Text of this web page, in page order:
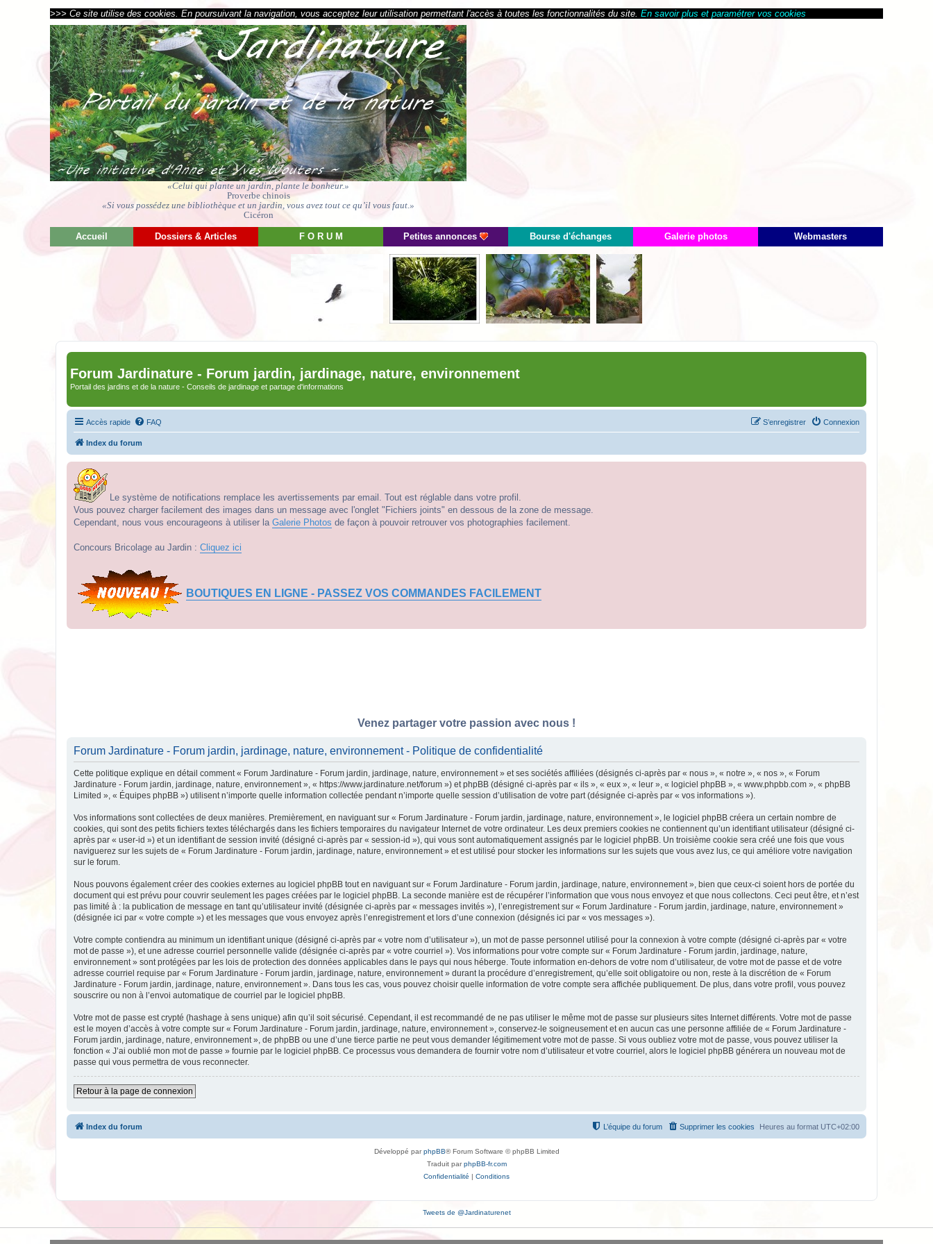
>>> Ce site utilise des cookies. En poursuivant la navigation, vous acceptez leur utilisation permettant l'accès à toutes les fonctionnalités du site. En savoir plus et paramétrer vos cookies
«Celui qui plante un jardin, plante le bonheur.»
Proverbe chinois
«Si vous possédez une bibliothèque et un jardin, vous avez tout ce qu’il vous faut.»
Cicéron
Accueil Dossiers & Articles F O R U M Petites annonces Bourse d'échanges Galerie photos Webmasters
Forum Jardinature - Forum jardin, jardinage, nature, environnement
Portail des jardins et de la nature - Conseils de jardinage et partage d'informations
Accès rapide FAQ Connexion
S’enregistrer
Index du forum
Le système de notifications remplace les avertissements par email. Tout est réglable dans votre profil.
Vous pouvez charger facilement des images dans un message avec l'onglet "Fichiers joints" en dessous de la zone de message.
Cependant, nous vous encourageons à utiliser la Galerie Photos de façon à pouvoir retrouver vos photographies facilement.
Concours Bricolage au Jardin : Cliquez ici
BOUTIQUES EN LIGNE - PASSEZ VOS COMMANDES FACILEMENT
Venez partager votre passion avec nous !
Forum Jardinature - Forum jardin, jardinage, nature, environnement - Politique de confidentialité
Cette politique explique en détail comment « Forum Jardinature - Forum jardin, jardinage, nature, environnement » et ses sociétés affiliées (désignés ci-après par « nous », « notre », « nos », « Forum
Jardinature - Forum jardin, jardinage, nature, environnement », « https://www.jardinature.net/forum ») et phpBB (désigné ci-après par « ils », « eux », « leur », « logiciel phpBB », « www.phpbb.com », « phpBB
Limited », « Équipes phpBB ») utilisent n’importe quelle information collectée pendant n’importe quelle session d’utilisation de votre part (désignée ci-après par « vos informations »).
Vos informations sont collectées de deux manières. Premièrement, en naviguant sur « Forum Jardinature - Forum jardin, jardinage, nature, environnement », le logiciel phpBB créera un certain nombre de
cookies, qui sont des petits fichiers textes téléchargés dans les fichiers temporaires du navigateur Internet de votre ordinateur. Les deux premiers cookies ne contiennent qu’un identifiant utilisateur (désigné ci-
après par « user-id ») et un identifiant de session invité (désigné ci-après par « session-id »), qui vous sont automatiquement assignés par le logiciel phpBB. Un troisième cookie sera créé une fois que vous
naviguerez sur les sujets de « Forum Jardinature - Forum jardin, jardinage, nature, environnement » et est utilisé pour stocker les informations sur les sujets que vous avez lus, ce qui améliore votre navigation
sur le forum.
Nous pouvons également créer des cookies externes au logiciel phpBB tout en naviguant sur « Forum Jardinature - Forum jardin, jardinage, nature, environnement », bien que ceux-ci soient hors de portée du
document qui est prévu pour couvrir seulement les pages créées par le logiciel phpBB. La seconde manière est de récupérer l’information que vous nous envoyez et que nous collectons. Ceci peut être, et n’est
pas limité à : la publication de message en tant qu’utilisateur invité (désignée ci-après par « messages invités »), l’enregistrement sur « Forum Jardinature - Forum jardin, jardinage, nature, environnement »
(désignée ici par « votre compte ») et les messages que vous envoyez après l’enregistrement et lors d’une connexion (désignés ici par « vos messages »).
Votre compte contiendra au minimum un identifiant unique (désigné ci-après par « votre nom d’utilisateur »), un mot de passe personnel utilisé pour la connexion à votre compte (désigné ci-après par « votre
mot de passe »), et une adresse courriel personnelle valide (désignée ci-après par « votre courriel »). Vos informations pour votre compte sur « Forum Jardinature - Forum jardin, jardinage, nature,
environnement » sont protégées par les lois de protection des données applicables dans le pays qui nous héberge. Toute information en-dehors de votre nom d’utilisateur, de votre mot de passe et de votre
adresse courriel requise par « Forum Jardinature - Forum jardin, jardinage, nature, environnement » durant la procédure d’enregistrement, qu’elle soit obligatoire ou non, reste à la discrétion de « Forum
Jardinature - Forum jardin, jardinage, nature, environnement ». Dans tous les cas, vous pouvez choisir quelle information de votre compte sera affichée publiquement. De plus, dans votre profil, vous pouvez
souscrire ou non à l’envoi automatique de courriel par le logiciel phpBB.
Votre mot de passe est crypté (hashage à sens unique) afin qu’il soit sécurisé. Cependant, il est recommandé de ne pas utiliser le même mot de passe sur plusieurs sites Internet différents. Votre mot de passe
est le moyen d’accès à votre compte sur « Forum Jardinature - Forum jardin, jardinage, nature, environnement », conservez-le soigneusement et en aucun cas une personne affiliée de « Forum Jardinature -
Forum jardin, jardinage, nature, environnement », de phpBB ou une d’une tierce partie ne peut vous demander légitimement votre mot de passe. Si vous oubliez votre mot de passe, vous pouvez utiliser la
fonction « J’ai oublié mon mot de passe » fournie par le logiciel phpBB. Ce processus vous demandera de fournir votre nom d’utilisateur et votre courriel, alors le logiciel phpBB générera un nouveau mot de
passe qui vous permettra de vous reconnecter.
Retour à la page de connexion
Index du forum Heures au format UTC+02:00
Supprimer les cookies
L’équipe du forum
Développé parphpBB® Forum Software © phpBB Limited
Traduit parphpBB-fr.com
Confidentialité | Conditions
Tweets de @Jardinaturenet